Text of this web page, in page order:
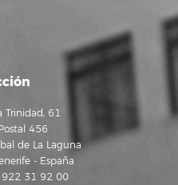
Trinidad, 61
456
de La Laguna
- España
922 31 92 00